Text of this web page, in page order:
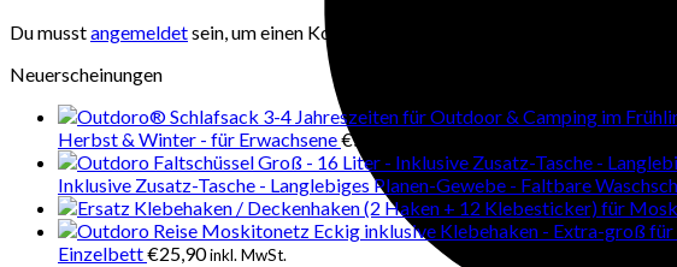
Du musstangemeldetsein, um einen Kommentar abzugeben.
Neuerscheinungen
Herbst & Winter - für Erwachsene€59,90
Inklusive Zusatz-Tasche - Langlebiges Planen-Gewebe - Faltbare
Einzelbett€25,90inkl. MwSt.